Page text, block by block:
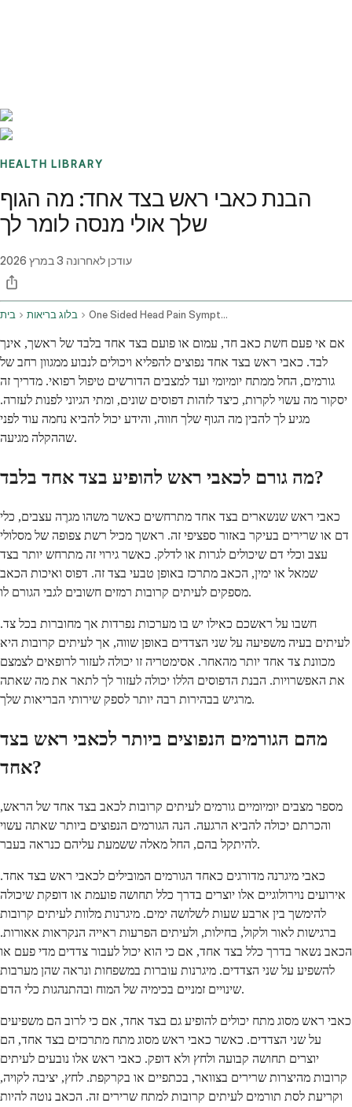
HEALTH LIBRARY
הבנת כאבי ראש בצד אחד: מה הגוף
שלך אולי מנסה לומר לך
עודכן לאחרונה 3 במרץ 2026
בית בלוג בריאות One Sided Head Pain Symptom Assessment And Causes
אם אי פעם חשת כאב חד, עמום או פועם בצד אחד בלבד של ראשך, אינך
לבד. כאבי ראש בצד אחד נפוצים להפליא ויכולים לנבוע ממגוון רחב של
גורמים, החל ממתח יומיומי ועד למצבים הדורשים טיפול רפואי. מדריך זה
יסקור מה עשוי לקרות, כיצד לזהות דפוסים שונים, ומתי הגיוני לפנות לעזרה.
מגיע לך להבין מה הגוף שלך חווה, והידע יכול להביא נחמה עוד לפני
שההקלה מגיעה.
מה גורם לכאבי ראש להופיע בצד אחד בלבד?
כאבי ראש שנשארים בצד אחד מתרחשים כאשר משהו מגרֶה עצבים, כלי
דם או שרירים בעיקר באזור ספציפי זה. ראשך מכיל רשת צפופה של מסלולי
עצב וכלי דם שיכולים לגרות או לדלק. כאשר גירוי זה מתרחש יותר בצד
שמאל או ימין, הכאב מתרכז באופן טבעי בצד זה. דפוס ואיכות הכאב
מספקים לעיתים קרובות רמזים חשובים לגבי הגורם לו.
חשבו על ראשכם כאילו יש בו מערכות נפרדות אך מחוברות בכל צד.
לעיתים בעיה משפיעה על שני הצדדים באופן שווה, אך לעיתים קרובות היא
מכוונת צד אחד יותר מהאחר. אסימטריה זו יכולה לעזור לרופאים לצמצם
את האפשרויות. הבנת הדפוסים הללו יכולה לעזור לך לתאר את מה שאתה
מרגיש בבהירות רבה יותר לספק שירותי הבריאות שלך.
מהם הגורמים הנפוצים ביותר לכאבי ראש בצד
אחד?
מספר מצבים יומיומיים גורמים לעיתים קרובות לכאב בצד אחד של הראש,
והכרתם יכולה להביא הרגעה. הנה הגורמים הנפוצים ביותר שאתה עשוי
להיתקל בהם, החל מאלה ששמעת עליהם כנראה בעבר.
כאבי מיגרנה מדורגים כאחד הגורמים המובילים לכאבי ראש בצד אחד.
אירועים נוירולוגיים אלו יוצרים בדרך כלל תחושה פועמת או דופקת שיכולה
להימשך בין ארבע שעות לשלושה ימים. מיגרנות מלוות לעיתים קרובות
ברגישות לאור ולקול, בחילות, ולעיתים הפרעות ראייה הנקראות אאורות.
הכאב נשאר בדרך כלל בצד אחד, אם כי הוא יכול לעבור צדדים מדי פעם או
להשפיע על שני הצדדים. מיגרנות עוברות במשפחות ונראה שהן מערבות
שינויים זמניים בכימיה של המוח ובהתנהגות כלי הדם.
כאבי ראש מסוג מתח יכולים להופיע גם בצד אחד, אם כי לרוב הם משפיעים
על שני הצדדים. כאשר כאבי ראש מסוג מתח מתרכזים בצד אחד, הם
יוצרים תחושה קבועה ולחץ ולא דופק. כאבי ראש אלו נובעים לעיתים
קרובות מהיצרות שרירים בצוואר, בכתפיים או בקרקפת. לחץ, יציבה לקויה,
וקריעת לסת תורמים לעיתים קרובות למתח שרירים זה. הכאב נוטה להיות